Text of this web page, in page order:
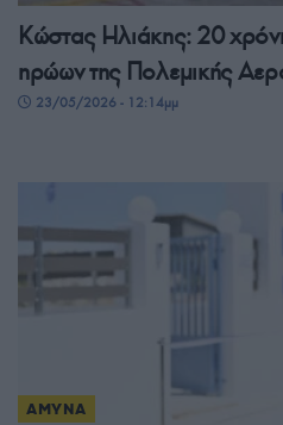
Κώστας Ηλιάκης: 20
ηρώων της Πολεμικής
23/05/2026 - 12:14μμ
ΑΜΥΝΑ